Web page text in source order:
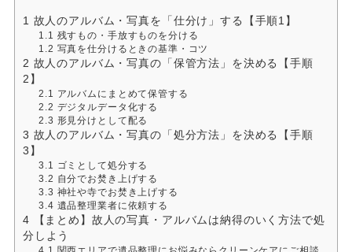
1 故人のアルバム・写真を「仕分け」する【手順1】
1.1
残すもの・手放すものを分ける
1.2 写真を仕分けるときの基準・コツ
2 故人のアルバム・写真の「保管方法」を決める【手順
2】
2.1
アルバムにまとめて保管する
2.2 デジタルデータ化する
2.3 形見分けとして配る
3 故人のアルバム・写真の「処分方法」を決める【手順
3】
3.1
ゴミとして処分する
3.2 自分でお焚き上げする
3.3 神社や寺でお焚き上げする
3.4 遺品整理業者に依頼する
4 【まとめ】故人の写真・アルバムは納得のいく方法で処
分しよう